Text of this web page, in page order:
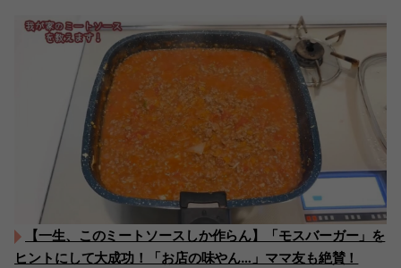
【一生、このミートソースしか作らん】「モスバーガー」を
ヒントにして大成功！「お店の味やん…」ママ友も絶賛！